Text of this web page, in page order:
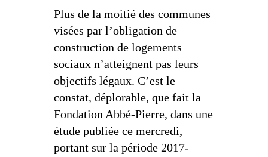
Plus de la moitié des communes
visées par l’obligation de
construction de logements
sociaux n’atteignent pas leurs
objectifs légaux. C’est le
constat, déplorable, que fait la
Fondation Abbé-Pierre, dans une
étude publiée ce mercredi,
portant sur la période 2017-